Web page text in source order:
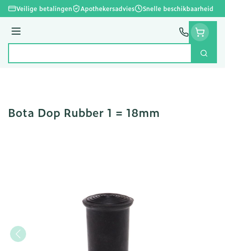
Ga naar de inhoud
Veilige betalingen Apothekersadvies Snelle beschikbaarheid
Menu
Zoek
Bota Dop Rubber 1 = 18mm